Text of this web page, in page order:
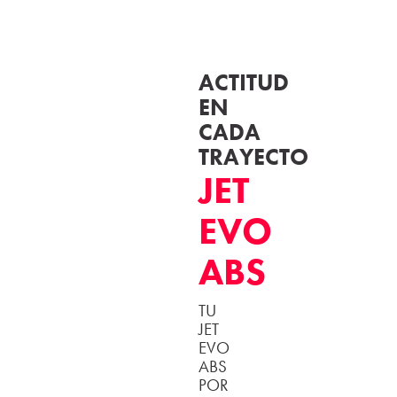
ACTITUD
EN
CADA
TRAYECTO
JET
EVO
ABS
TU
JET
EVO
ABS
POR